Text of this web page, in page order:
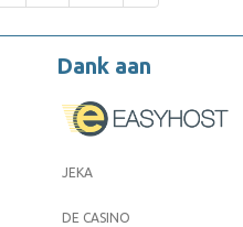
Dank aan
JEKA
DE CASINO